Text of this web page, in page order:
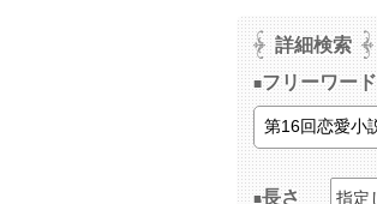
詳細検索
フリーワード
長さ